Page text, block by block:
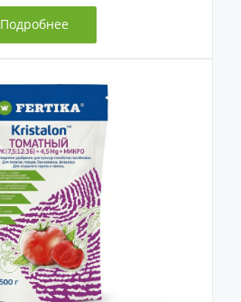
Подробнее